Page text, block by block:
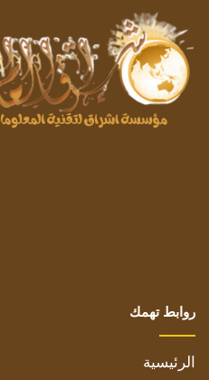
روابط تهمك
الرئيسية